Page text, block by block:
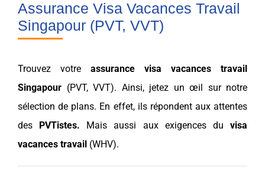
Assurance Visa Vacances Travail
Singapour (PVT, VVT)
Trouvez votre assurance visa vacances travail
Singapour (PVT, VVT). Ainsi, jetez un œil sur notre
sélection de plans. En effet, ils répondent aux attentes
des PVTistes. Mais aussi aux exigences duvisa
vacances travail (WHV).